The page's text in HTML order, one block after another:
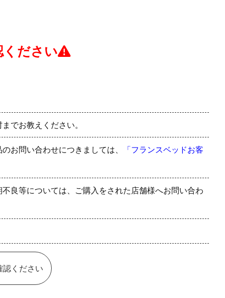
ください
でお教えください。
お問い合わせにつきましては、 「フランスベッドお客
良等については、ご購入をされた店舗様へお問い合わ
認ください